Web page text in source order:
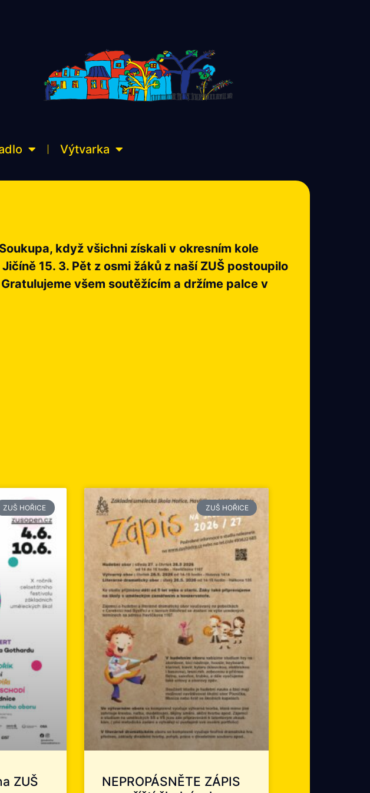
Výtvarka
když všichni získali v okresním kole
15. 3. Pět z osmi žáků z naší ZUŠ postoupilo
všem soutěžícím a držíme palce v
ZUŠ HOŘICE
ZUŠ
ZUŠ HOŘICE
NEPROPÁSNĚTE ZÁPIS